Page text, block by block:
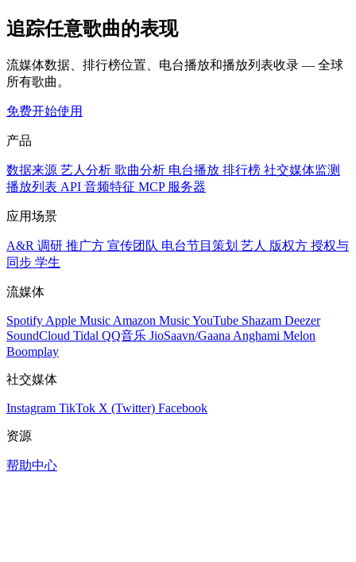
追踪任意歌曲的表现
流媒体数据、排行榜位置、电台播放和播放列表收录 — 全球
所有歌曲。
免费开始使用
产品
数据来源 艺人分析 歌曲分析 电台播放 排行榜 社交媒体监测
播放列表 API 音频特征 MCP 服务器
应用场景
A&R 调研 推广方 宣传团队 电台节目策划 艺人 版权方 授权与
同步 学生
流媒体
Spotify Apple Music Amazon MusicYouTube Shazam Deezer
SoundCloud Tidal QQ音乐 JioSaavn/Gaana Anghami Melon
Boomplay
社交媒体
Instagram TikTok X (Twitter) Facebook
资源
帮助中心